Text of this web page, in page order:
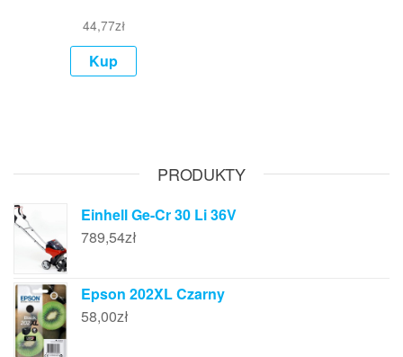
44,77zł
Kup
PRODUKTY
Einhell Ge-Cr 30 Li 36V
789,54zł
Epson 202XL Czarny
58,00zł